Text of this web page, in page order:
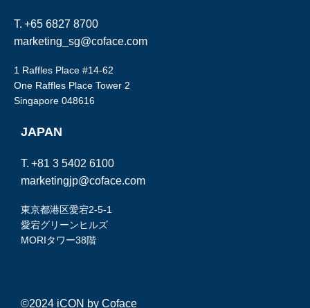
T. +65 6827 8700
marketing_sg@coface.com
1 Raffles Place #14-62
One Raffles Place Tower 2
Singapore 048616
JAPAN
T. +81 3 5402 6100
marketingjp@coface.com
東京都港区愛宕2-5-1
愛宕グリーンヒルズ
MORIタワー38階
©2024 iCON by Coface